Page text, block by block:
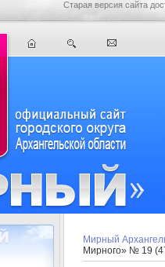
Старая версия сайта
Мирный
Мирного» № 19